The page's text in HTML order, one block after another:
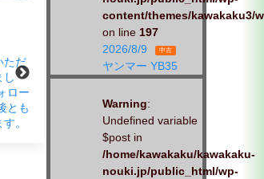
ただ
し
ロー
とも
。
クボタ EP4DF-CS
広島県 S様 中古
この度は、弊社商品をご購入い
ただきありがとうございまし
れ、ご成約いただきました。
「試運転もお願いします」とお
声がけいただきました。 しっか
りと、対応させていただきま
content/themes/kawakaku3/
on line 197
2026/8/9
中古
ヤンマー YB35
Warning:
Undefined variable
$post in
/home/kawakaku/kawakaku-
nouki.jp/public_html/wp-